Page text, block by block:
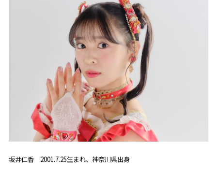
坂井仁香 2001.7.25生まれ、神奈川県出身